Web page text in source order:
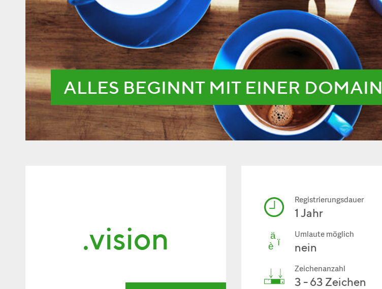
ALLES BEGINNT MIT EINER DOMAIN
.vision
Registrierungsdauer
1 Jahr
Umlaute möglich
nein
Zeichenanzahl
3 - 63 Zeichen